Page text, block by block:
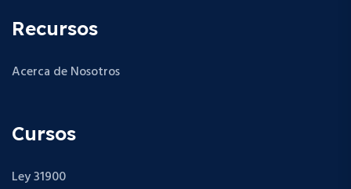
Recursos
Acerca de Nosotros
Cursos
Ley 31900